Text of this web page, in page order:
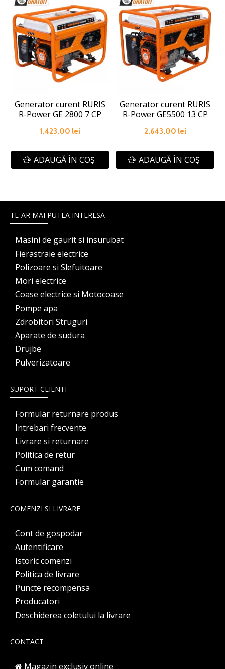
Generator curent RURIS
R-Power GE 2800 7 CP
1.423,00 lei
ADAUGĂ ÎN COŞ
Generator curent RURIS
R-Power GE5500 13 CP
2.643,00 lei
ADAUGĂ ÎN COŞ
TE-AR MAI PUTEA INTERESA
Masini de gaurit si insurubat
Fierastraie electrice
Polizoare si Slefuitoare
Mori electrice
Coase electrice si Motocoase
Pompe apa
Zdrobitori Struguri
Aparate de sudura
Drujbe
Pulverizatoare
SUPORT CLIENTI
Formular returnare produs
Intrebari frecvente
Livrare si returnare
Politica de retur
Cum comand
Formular garantie
COMENZI SI LIVRARE
Cont de gospodar
Autentificare
Istoric comenzi
Politica de livrare
Puncte recompensa
Producatori
Deschiderea coletului la livrare
CONTACT
Magazin exclusiv online